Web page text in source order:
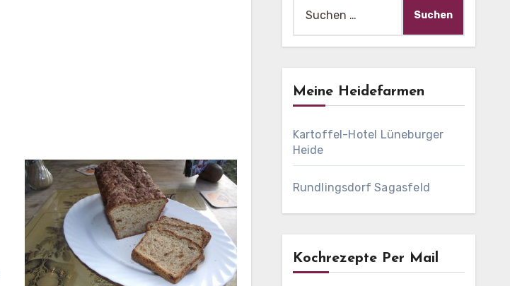
nach:
Meine Heidefarmen
Kartoffel-Hotel Lüneburger
Heide
Rundlingsdorf Sagasfeld
Kochrezepte Per Mail